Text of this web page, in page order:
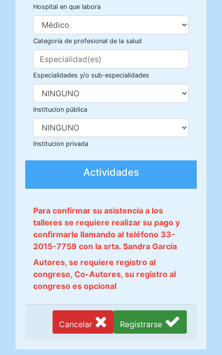
Hospital en que labora
Categoría de profesional de la salud
Especialidades y/o sub-especialidades
Institucion pública
Institucion privada
Actividades
Para confirmar su asistencia a los
talleres se requiere realizar su pago y
confirmarlo llamando al teléfono 33-
2015-7759 con la srta. Sandra García
Autores, se requiere registro al
congreso, Co-Autores, su registro al
congreso es opcional
Registrarse
Cancelar